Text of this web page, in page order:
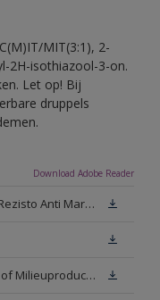
MIT(3:1), 2-
2H-isothiazool-3-on.
Let op! Bij
druppels
Download Adobe Reader
Technisch Informatieblad Alpha Rezisto Anti Marks (PDF)
Sikkens Interior Wallpaints - EPD of Milieuproductverklaring